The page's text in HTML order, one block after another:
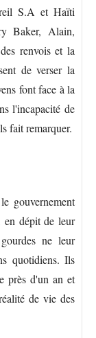
S.A et Haïti
Baker, Alain,
renvois et la
de verser la
font face à la
l'incapacité de
fait remarquer.
gouvernement
en dépit de leur
ne leur
quotidiens. Ils
près d'un an et
de vie des